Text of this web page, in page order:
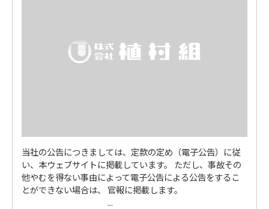
当社の公告につきましては、定款の定め（電子公告）に従
い、本ウェブサイトに掲載しています。 ただし、事故その
他やむを得ない事由によって電子公告による公告をするこ
とができない場合は、 官報に掲載します。
...